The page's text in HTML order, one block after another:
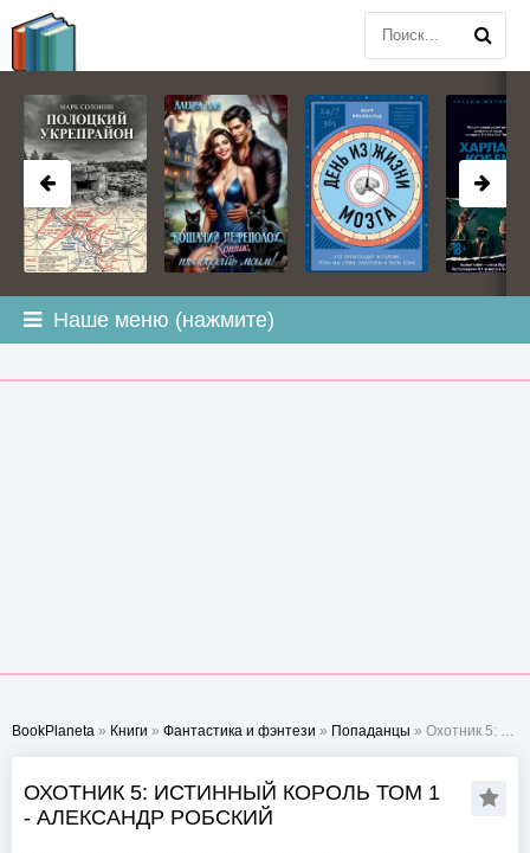
Наше меню (нажмите)
BookPlaneta » Книги » Фантастика и фэнтези » Попаданцы » Охотник 5: Истинный Король Том 1 - Александр Робский
ОХОТНИК 5: ИСТИННЫЙ КОРОЛЬ ТОМ 1
- АЛЕКСАНДР РОБСКИЙ
BOOKPLANETA.COM